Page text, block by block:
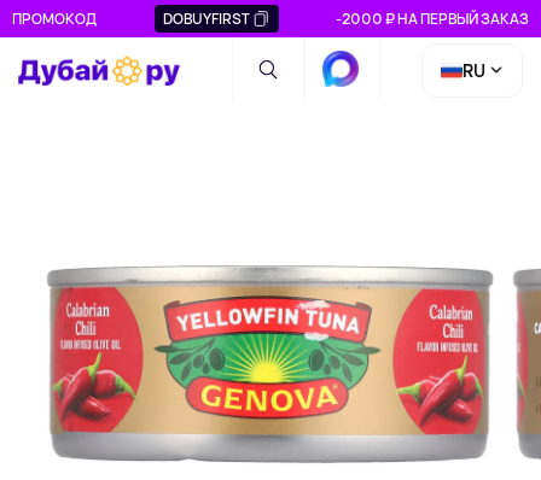
ПРОМОКОД DOBUYFIRST -2000 ₽ НА ПЕРВЫЙ ЗАКАЗ
RU